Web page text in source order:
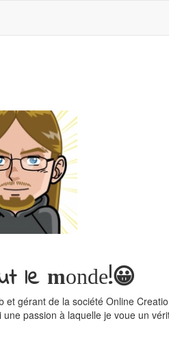
le monde!😀
et gérant de la société Online
passion à laquelle je voue un